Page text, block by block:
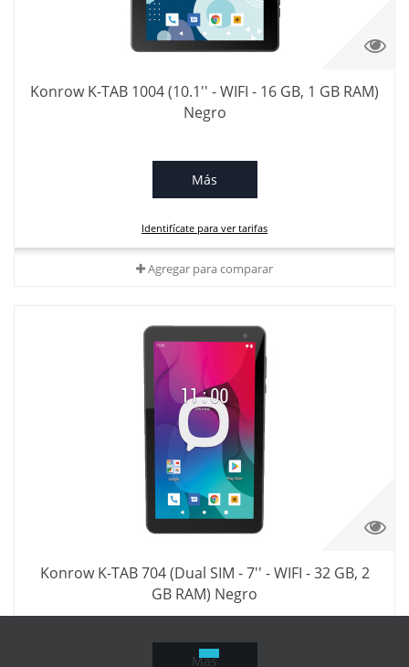
Konrow K-TAB 1004 (10.1'' - WIFI - 16 GB, 1 GB RAM)
Negro
Más
Identifícate para ver tarifas
Agregar para comparar
Konrow K-TAB 704 (Dual SIM - 7'' - WIFI - 32 GB, 2
GB RAM) Negro
Más